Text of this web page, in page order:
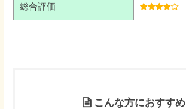
総合評価
こんな方におすすめ